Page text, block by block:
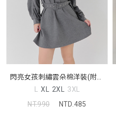
閃亮女孩刺繡雲朵棉洋裝(附腰
帶)
L XL 2XL 3XL
NT.990
NTD.485